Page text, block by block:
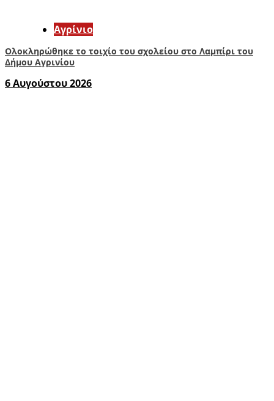
Aγρίνιο
Ολοκληρώθηκε το τοιχίο του σχολείου στο Λαμπίρι του
Δήμου Αγρινίου
6 Αυγούστου 2026